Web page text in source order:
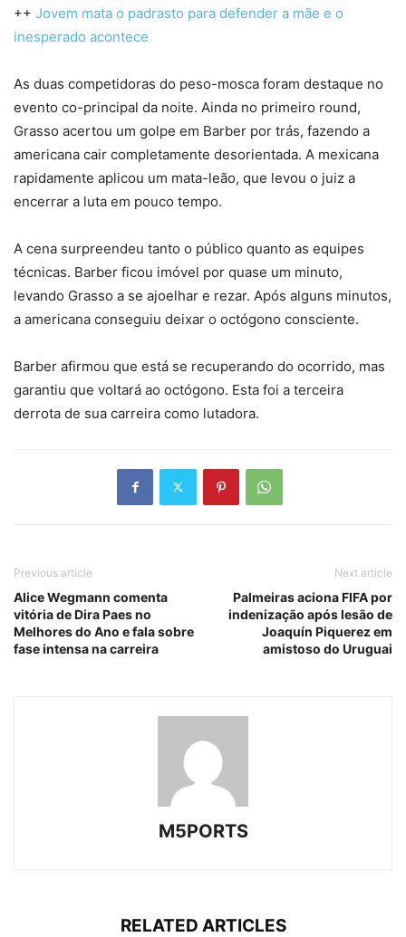
++ Jovem mata o padrasto para defender a mãe e o
inesperado acontece
As duas competidoras do peso-mosca foram destaque no
evento co-principal da noite. Ainda no primeiro round,
Grasso acertou um golpe em Barber por trás, fazendo a
americana cair completamente desorientada. A mexicana
rapidamente aplicou um mata-leão, que levou o juiz a
encerrar a luta em pouco tempo.
A cena surpreendeu tanto o público quanto as equipes
técnicas. Barber ficou imóvel por quase um minuto,
levando Grasso a se ajoelhar e rezar. Após alguns minutos,
a americana conseguiu deixar o octógono consciente.
Barber afirmou que está se recuperando do ocorrido, mas
garantiu que voltará ao octógono. Esta foi a terceira
derrota de sua carreira como lutadora.
Previous article
Alice Wegmann comenta
vitória de Dira Paes no
Melhores do Ano e fala sobre
fase intensa na carreira
Next article
Palmeiras aciona FIFA por
indenização após lesão de
Joaquín Piquerez em
amistoso do Uruguai
M5PORTS
RELATED ARTICLES